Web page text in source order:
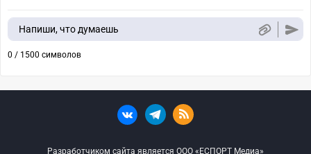
Напиши, что думаешь
0 / 1500 символов
Разработчиком сайта является ООО «ЕСПОРТ Медиа»